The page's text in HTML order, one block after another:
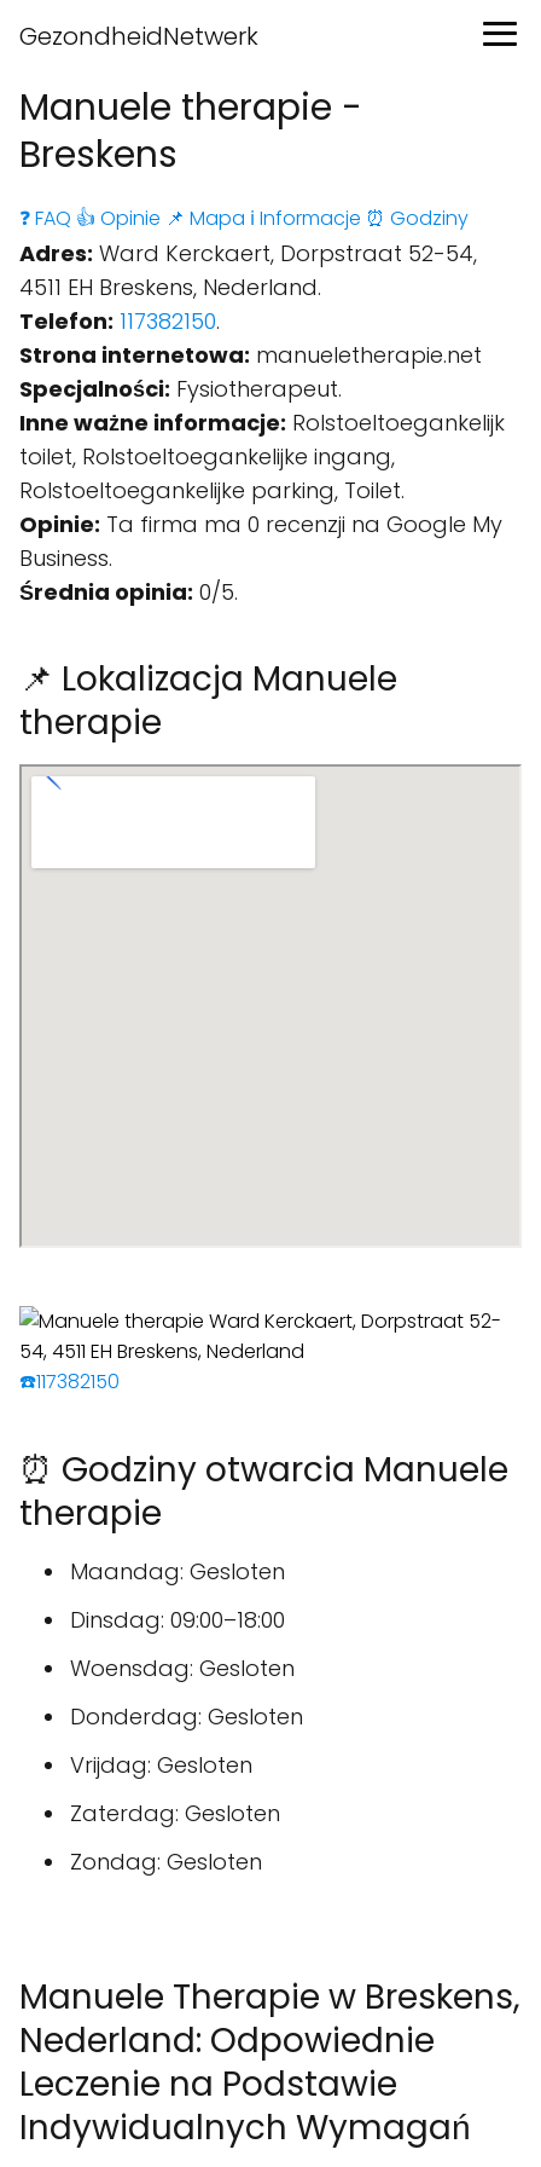
GezondheidNetwerk
Manuele therapie -
Breskens
❓ FAQ 👍 Opinie 📌 Mapa ℹ️ Informacje ⏰ Godziny
Adres: Ward Kerckaert, Dorpstraat 52-54,
4511 EH Breskens, Nederland.
Telefon: 117382150.
Strona internetowa: manueletherapie.net
Specjalności: Fysiotherapeut.
Inne ważne informacje: Rolstoeltoegankelijk
toilet, Rolstoeltoegankelijke ingang,
Rolstoeltoegankelijke parking, Toilet.
Opinie: Ta firma ma 0 recenzji na Google My
Business.
Średnia opinia: 0/5.
📌 Lokalizacja Manuele
therapie
☎️117382150
⏰ Godziny otwarcia Manuele
therapie
Maandag: Gesloten
Dinsdag: 09:00–18:00
Woensdag: Gesloten
Donderdag: Gesloten
Vrijdag: Gesloten
Zaterdag: Gesloten
Zondag: Gesloten
Manuele Therapie w Breskens,
Nederland: Odpowiednie
Leczenie na Podstawie
Indywidualnych Wymagań